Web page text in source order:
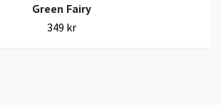
Green Fairy
349 kr